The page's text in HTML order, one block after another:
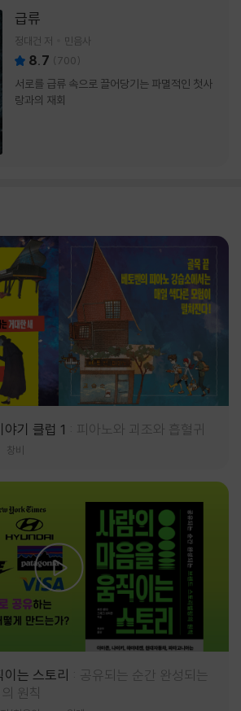
급류
정대건 저 민음사
8.7 (700)
서로를 급류 속으로 끌어당기는 파멸적인 첫사
랑과의 재회
기 클럽 1 피아노와 괴조와 흡혈귀
창비
는 스토리
공유되는 순간 완성되는
원칙